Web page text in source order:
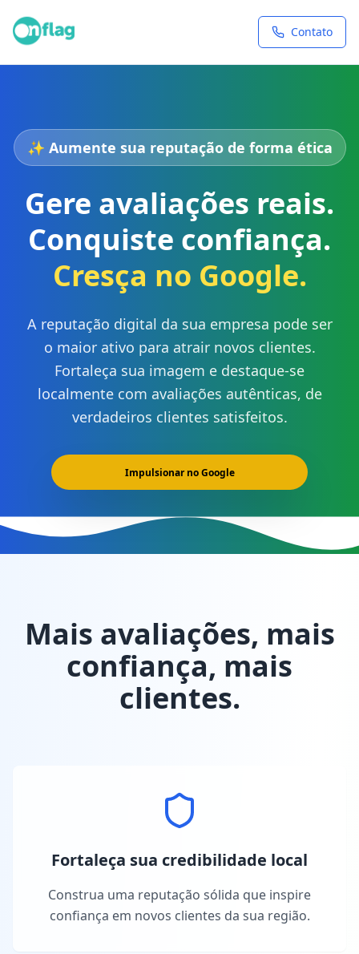
Contato
✨ Aumente sua reputação de forma ética
Gere avaliações reais.
Conquiste confiança.
Cresça no Google.
A reputação digital da sua empresa pode ser
o maior ativo para atrair novos clientes.
Fortaleça sua imagem e destaque-se
localmente com avaliações autênticas, de
verdadeiros clientes satisfeitos.
Impulsionar no Google
Mais avaliações, mais
confiança, mais
clientes.
Fortaleça sua credibilidade local
Construa uma reputação sólida que inspire
confiança em novos clientes da sua região.